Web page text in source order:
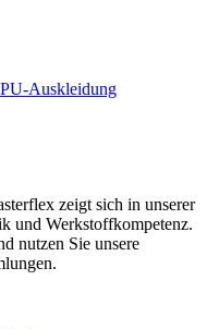
Auskleidung
zeigt sich in unserer
und Werkstoffkompetenz.
nutzen Sie unsere